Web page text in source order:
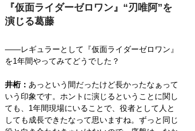
『仮面ライダーゼロワン』“刃唯阿”を
演じる葛藤
――レギュラーとして『仮面ライダーゼロワン』
を1年間やってみてどうでした？
井桁： あっという間だったけど長かったなぁって
いう印象です。ホントに演じるということに関し
ても、1年間現場にいることで、役者として人と
しても成長できたなって思いますね。ずっと同じ